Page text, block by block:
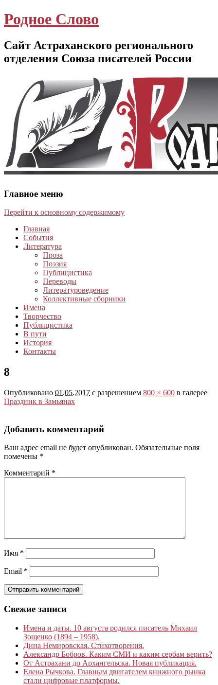
Родное Слово
Сайт Астраханского регионального
отделения Союза писателей России
Главное меню
Перейти к основному содержимому
Главная
События
Литература
Проза
Поэзия
Публицистика
Переводы
Литературоведение
Коллективные сборники
Имена
Творчество
Публицистика
В пути
История
Контакты
8
Опубликовано 01.05.2017 с разрешением 800 × 600 в галерее
Праздник в Замьянах
Добавить комментарий
Ваш адрес email не будет опубликован. Обязательные поля
помечены *
Комментарий *
Имя *
Email *
Свежие записи
Имена и даты. 10 августа родился писатель Михаил
Зощенко (1894 – 1958).
Дина Немировская. Стихотворения.
Александр Бобров. Каким СМИ и каким сербам верить?
От Астрахани до Архангельска. Новая публикация.
Елена Рычкова. Главным двигателем книжного рынка
стали цифровые платформы.